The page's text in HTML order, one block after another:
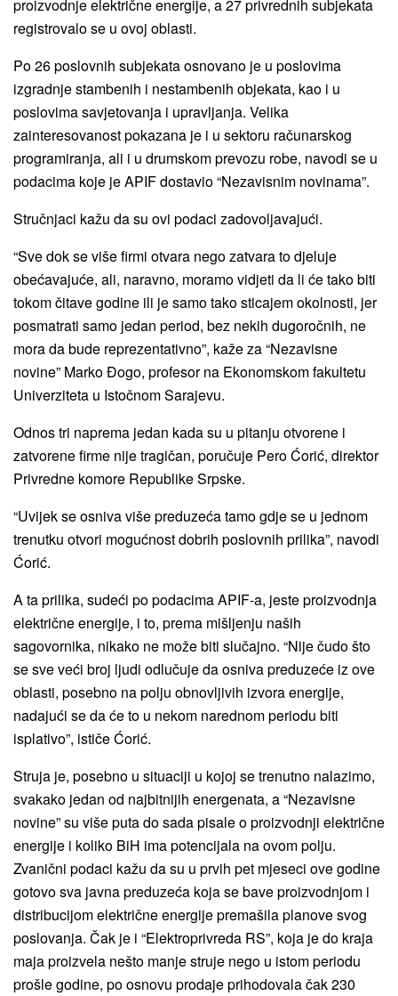
proizvodnje električne energije, a 27 privrednih subjekata
registrovalo se u ovoj oblasti.
Po 26 poslovnih subjekata osnovano je u poslovima
izgradnje stambenih i nestambenih objekata, kao i u
poslovima savjetovanja i upravljanja. Velika
zainteresovanost pokazana je i u sektoru računarskog
programiranja, ali i u drumskom prevozu robe, navodi se u
podacima koje je APIF dostavio “Nezavisnim novinama”.
Stručnjaci kažu da su ovi podaci zadovoljavajući.
“Sve dok se više firmi otvara nego zatvara to djeluje
obećavajuće, ali, naravno, moramo vidjeti da li će tako biti
tokom čitave godine ili je samo tako sticajem okolnosti, jer
posmatrati samo jedan period, bez nekih dugoročnih, ne
mora da bude reprezentativno”, kaže za “Nezavisne
novine” Marko Đogo, profesor na Ekonomskom fakultetu
Univerziteta u Istočnom Sarajevu.
Odnos tri naprema jedan kada su u pitanju otvorene i
zatvorene firme nije tragičan, poručuje Pero Ćorić, direktor
Privredne komore Republike Srpske.
“Uvijek se osniva više preduzeća tamo gdje se u jednom
trenutku otvori mogućnost dobrih poslovnih prilika”, navodi
Ćorić.
A ta prilika, sudeći po podacima APIF-a, jeste proizvodnja
električne energije, i to, prema mišljenju naših
sagovornika, nikako ne može biti slučajno. “Nije čudo što
se sve veći broj ljudi odlučuje da osniva preduzeće iz ove
oblasti, posebno na polju obnovljivih izvora energije,
nadajući se da će to u nekom narednom periodu biti
isplativo”, ističe Ćorić.
Struja je, posebno u situaciji u kojoj se trenutno nalazimo,
svakako jedan od najbitnijih energenata, a “Nezavisne
novine” su više puta do sada pisale o proizvodnji električne
energije i koliko BiH ima potencijala na ovom polju.
Zvanični podaci kažu da su u prvih pet mjeseci ove godine
gotovo sva javna preduzeća koja se bave proizvodnjom i
distribucijom električne energije premašila planove svog
poslovanja. Čak je i “Elektroprivreda RS”, koja je do kraja
maja proizvela nešto manje struje nego u istom periodu
prošle godine, po osnovu prodaje prihodovala čak 230